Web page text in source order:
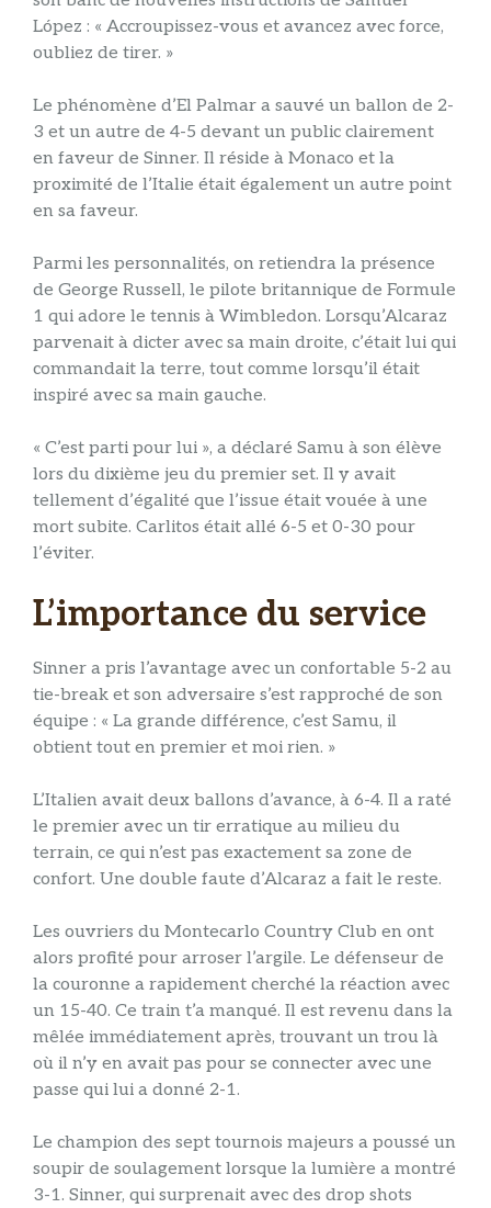
López : « Accroupissez-vous et avancez avec force,
oubliez de tirer. »
Le phénomène d’El Palmar a sauvé un ballon de 2-
3 et un autre de 4-5 devant un public clairement
en faveur de Sinner. Il réside à Monaco et la
proximité de l’Italie était également un autre point
en sa faveur.
Parmi les personnalités, on retiendra la présence
de George Russell, le pilote britannique de Formule
1 qui adore le tennis à Wimbledon. Lorsqu’Alcaraz
parvenait à dicter avec sa main droite, c’était lui qui
commandait la terre, tout comme lorsqu’il était
inspiré avec sa main gauche.
« C’est parti pour lui », a déclaré Samu à son élève
lors du dixième jeu du premier set. Il y avait
tellement d’égalité que l’issue était vouée à une
mort subite. Carlitos était allé 6-5 et 0-30 pour
l’éviter.
L’importance du service
Sinner a pris l’avantage avec un confortable 5-2 au
tie-break et son adversaire s’est rapproché de son
équipe : « La grande différence, c’est Samu, il
obtient tout en premier et moi rien. »
L’Italien avait deux ballons d’avance, à 6-4. Il a raté
le premier avec un tir erratique au milieu du
terrain, ce qui n’est pas exactement sa zone de
confort. Une double faute d’Alcaraz a fait le reste.
Les ouvriers du Montecarlo Country Club en ont
alors profité pour arroser l’argile. Le défenseur de
la couronne a rapidement cherché la réaction avec
un 15-40. Ce train t’a manqué. Il est revenu dans la
mêlée immédiatement après, trouvant un trou là
où il n’y en avait pas pour se connecter avec une
passe qui lui a donné 2-1.
Le champion des sept tournois majeurs a poussé un
soupir de soulagement lorsque la lumière a montré
3-1. Sinner, qui surprenait avec des drop shots